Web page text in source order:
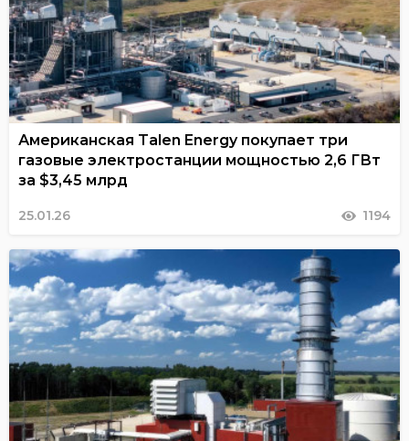
Американская Talen Energy покупает три
газовые электростанции мощностью 2,6 ГВт
за $3,45 млрд
25.01.26 1194